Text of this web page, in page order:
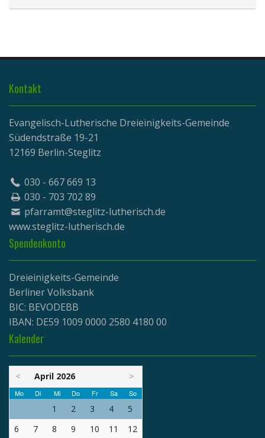
Kontakt
Evangelisch-Lutherische Dreieinigkeits-Gemeinde
Südendstraße 19-21
12169 Berlin-Steglitz
030 - 667 669 13
030 - 703 702 89
pfarramt@steglitz-lutherisch.de
www.steglitz-lutherisch.de
Spendenkonto
Dreieinigkeits-Gemeinde
Berliner Volksbank
BIC: BEVODEBB
IBAN: DE59 1009 0000 2580 4180 00
Kalender
< April 2026 >
Mo Di Mi Do Fr Sa So
1 2 3 4
5
6
7 8 9 10 11 12